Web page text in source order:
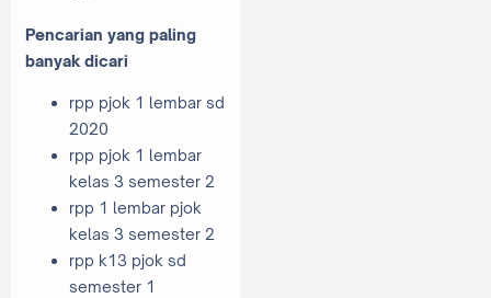
Pencarian yang paling
banyak dicari
rpp pjok 1 lembar sd
2020
rpp pjok 1 lembar
kelas 3 semester 2
rpp 1 lembar pjok
kelas 3 semester 2
rpp k13 pjok sd
semester 1